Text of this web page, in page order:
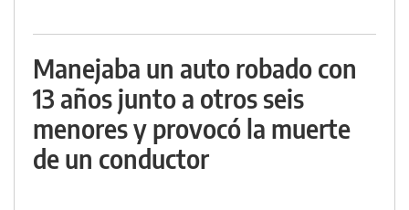
Manejaba un auto robado con
13 años junto a otros seis
menores y provocó la muerte
de un conductor